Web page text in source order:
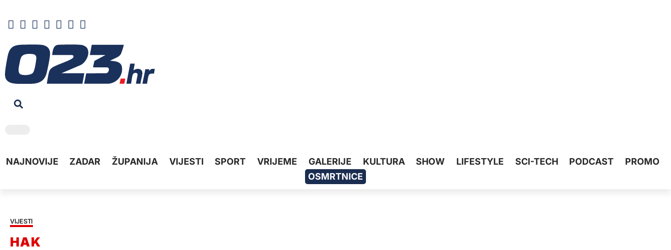
NAJNOVIJE ZADAR ŽUPANIJA VIJESTI SPORT VRIJEME GALERIJE KULTURA SHOW LIFESTYLE SCI-TECH PODCAST
PROMO
OSMRTNICE
VIJESTI